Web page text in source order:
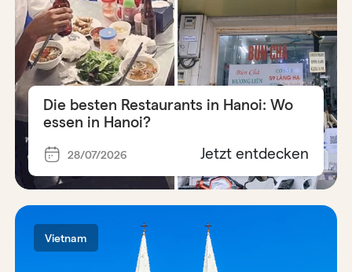
Die besten Restaurants in Hanoi: Wo
essen in Hanoi?
28/07/2026 Jetzt entdecken
Vietnam